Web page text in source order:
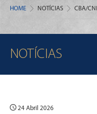
HOME NOTÍCIAS CBA/
NOTÍCIAS
24 Abril 2026